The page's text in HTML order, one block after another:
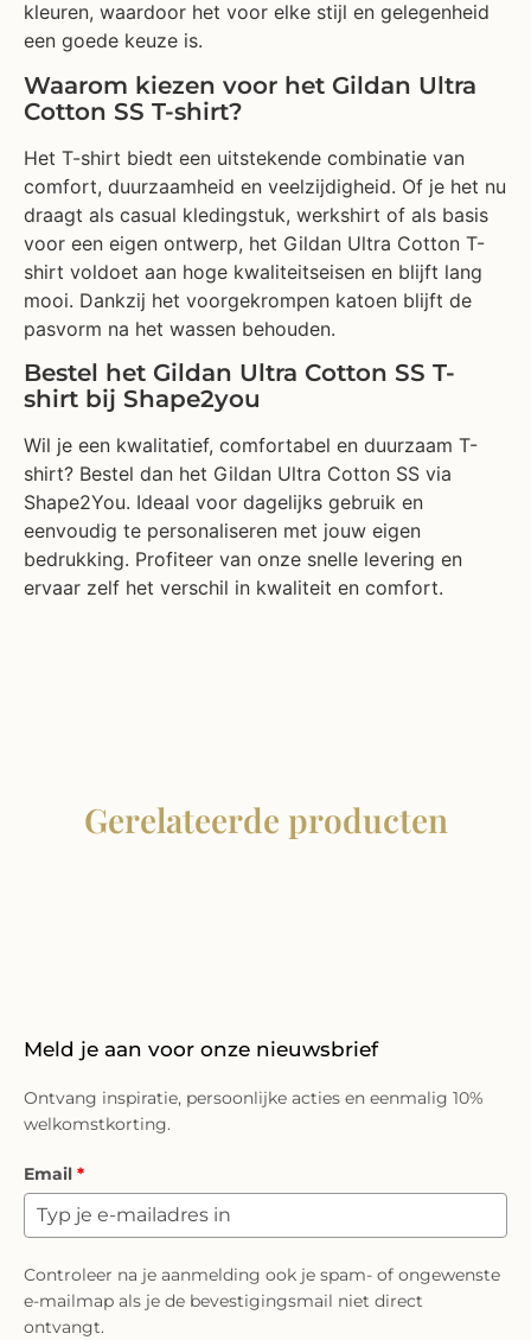
kleuren, waardoor het voor elke stijl en gelegenheid
een goede keuze is.
Waarom kiezen voor het Gildan Ultra
Cotton SS T-shirt?
Het T-shirt biedt een uitstekende combinatie van
comfort, duurzaamheid en veelzijdigheid. Of je het nu
draagt als casual kledingstuk, werkshirt of als basis
voor een eigen ontwerp, het Gildan Ultra Cotton T-
shirt voldoet aan hoge kwaliteitseisen en blijft lang
mooi. Dankzij het voorgekrompen katoen blijft de
pasvorm na het wassen behouden.
Bestel het Gildan Ultra Cotton SS T-
shirt bij Shape2you
Wil je een kwalitatief, comfortabel en duurzaam T-
shirt? Bestel dan het Gildan Ultra Cotton SS via
Shape2You. Ideaal voor dagelijks gebruik en
eenvoudig te personaliseren met jouw eigen
bedrukking. Profiteer van onze snelle levering en
ervaar zelf het verschil in kwaliteit en comfort.
Gerelateerde producten
Meld je aan voor onze nieuwsbrief
Ontvang inspiratie, persoonlijke acties en eenmalig 10%
welkomstkorting.
Email *
Controleer na je aanmelding ook je spam- of ongewenste
e-mailmap als je de bevestigingsmail niet direct
ontvangt.